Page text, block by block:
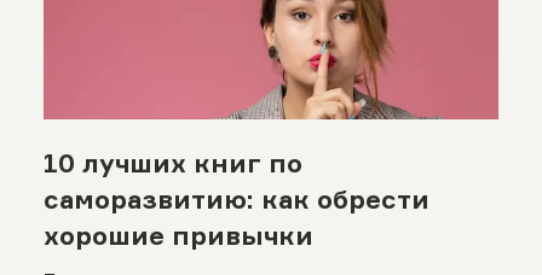
10 лучших книг по
саморазвитию: как обрести
хорошие привычки